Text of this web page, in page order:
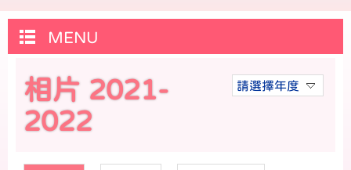
MENU
請選擇年度
相片 2021-
2022